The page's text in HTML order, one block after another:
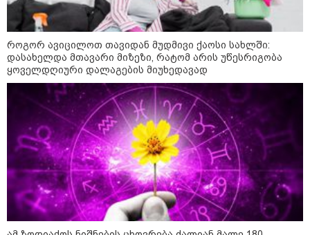
წილოსანი
"მოსალოდნელია წვიმა, ელ­ჭე­ქი,
სე­ტყვა და ქა­რის გაძ­ლი­ე­რე­ბა" -
რომელ რეგიონებში გაუარესდება
ამინდი?
"გვსურს, მოგაწოდოთ დეტალური
ინფორმაცია გაუჩინარებული
გურამ დადიანიძის საქმის
გამოძიების შესახებ" - შსს
განცხადებას ავრცელებს
"ბრალდებულები თვითმფრინავში,
ორი მგზავრის კუთვნილ 7 800 აშშ
როგორ ავიცილოთ თავიდან მუდმივი ქაოსი სახლში:
დასახელდა მთავარი მიზეზი, რატომ არის უწესრიგობა
ყოველდღიური დალაგების მიუხედავად